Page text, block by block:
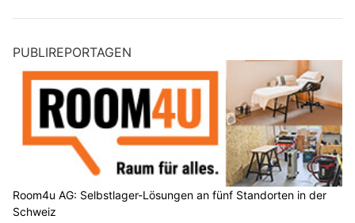
PUBLIREPORTAGEN
Room4u AG: Selbstlager-Lösungen an fünf Standorten in der
Schweiz